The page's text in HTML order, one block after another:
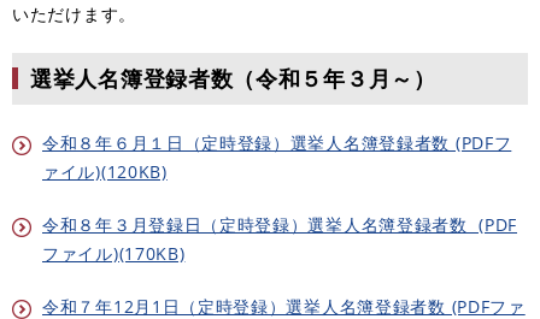
いただけます。
選挙人名簿登録者数（令和５年３月～）
令和８年６月１日（定時登録）選挙人名簿登録者数 (PDFフ
ァイル)(120KB)
令和８年３月登録日（定時登録）選挙人名簿登録者数 (PDF
ファイル)(170KB)
令和７年12月1日（定時登録）選挙人名簿登録者数 (PDFファ